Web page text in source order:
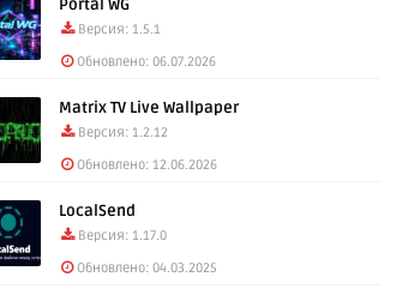
Portal WG
Версия: 1.5.1
Обновлено: 06.07.2026
Matrix TV Live Wallpaper
Версия: 1.2.12
Обновлено: 12.06.2026
LocalSend
Версия: 1.17.0
Обновлено: 04.03.2025